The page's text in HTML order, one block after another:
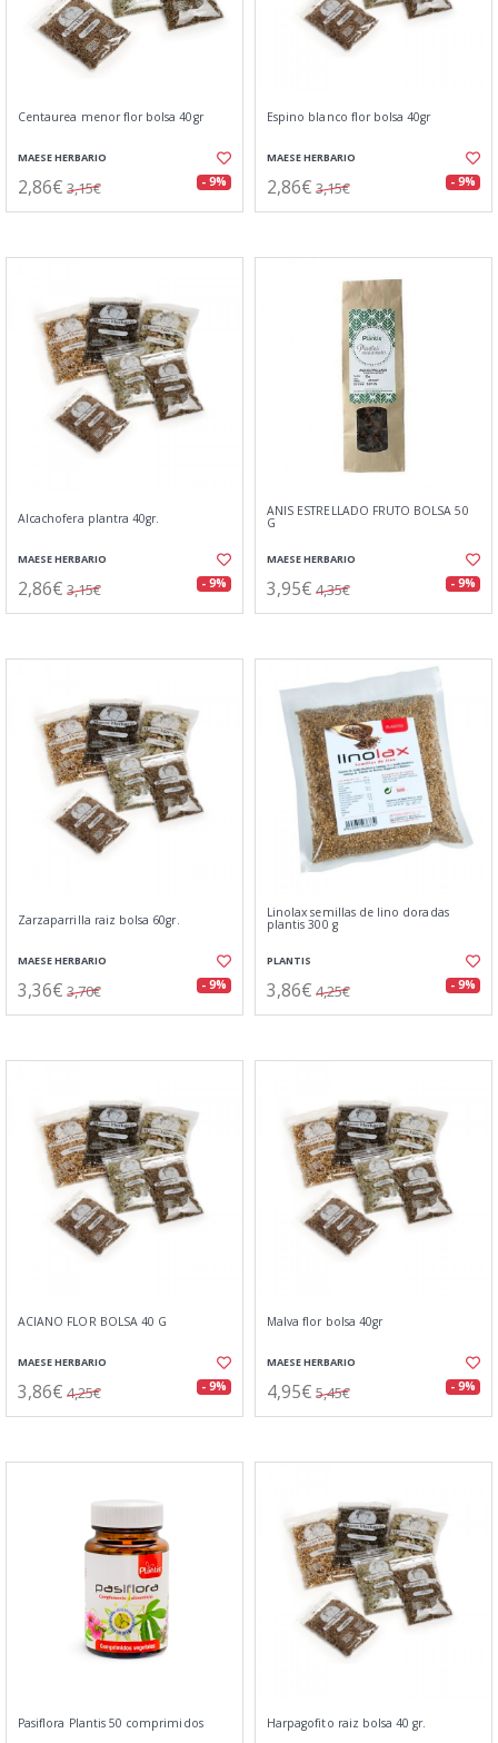
Centaurea menor flor bolsa 40gr
MAESE HERBARIO
2,86€ 3,15€ - 9%
Espino blanco flor bolsa 40gr
MAESE HERBARIO
2,86€ 3,15€ - 9%
Alcachofera plantra 40gr.
MAESE HERBARIO
2,86€ 3,15€ - 9%
ANIS ESTRELLADO FRUTO BOLSA 50
G
MAESE HERBARIO
3,95€ 4,35€ - 9%
Zarzaparrilla raiz bolsa 60gr.
MAESE HERBARIO
3,36€ 3,70€ - 9%
Linolax semillas de lino doradas
plantis 300 g
PLANTIS
3,86€ 4,25€ - 9%
ACIANO FLOR BOLSA 40 G
MAESE HERBARIO
3,86€ 4,25€ - 9%
Malva flor bolsa 40gr
MAESE HERBARIO
4,95€ 5,45€ - 9%
Pasiflora Plantis 50 comprimidos Harpagofito raiz bolsa 40 gr.